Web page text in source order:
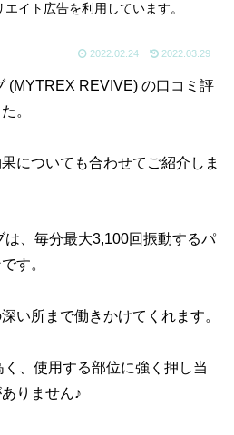
イト広告を利用しています。
2022.02.24 2022.03.29
(MYTREX REVIVE) の口コミ評
。
についても合わせてご紹介しま
、毎分最大3,100回振動するパ
す。
い所まで働きかけてくれます。
、使用する部位に強く押し当
りません♪